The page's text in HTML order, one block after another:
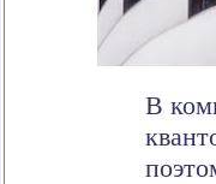
В